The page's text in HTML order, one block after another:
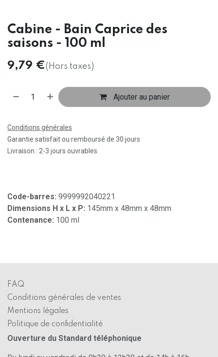
Cabine - Bain Caprice des
saisons - 100 ml
9,79 €(Hors taxes)
Ajouter au panier
Conditions générales
Garantie satisfait ou remboursé de 30 jours
Livraison : 2-3 jours ouvrables
Code-barres: 9999992040221
Dimensions H x L x P: 145mm x 48mm x 48mm
Contenance: 100 ml
FAQ
Conditions générales de ventes
Mentions légales
Politique de confidentialité
Ouverture du Standard téléphonique